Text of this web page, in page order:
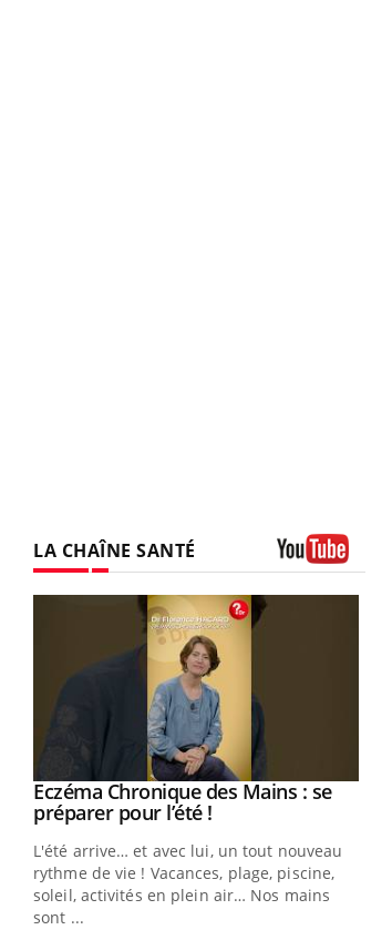
LA CHAÎNE SANTÉ
Youtube
Eczéma Chronique des Mains : se
préparer pour l’été !Youtube
L'été arrive… et avec lui, un tout nouveau
rythme de vie ! Vacances, plage, piscine,
soleil, activités en plein air… Nos mains
sont ...